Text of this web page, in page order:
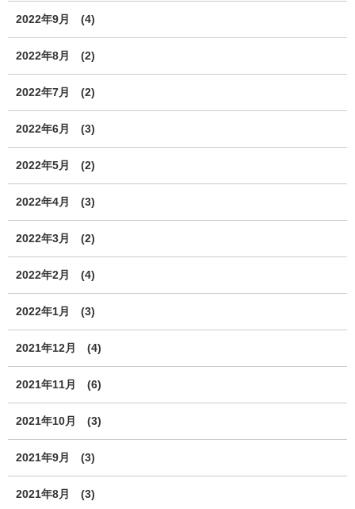
2022年9月 (4)
2022年8月 (2)
2022年7月 (2)
2022年6月 (3)
2022年5月 (2)
2022年4月 (3)
2022年3月 (2)
2022年2月 (4)
2022年1月 (3)
2021年12月 (4)
2021年11月 (6)
2021年10月 (3)
2021年9月 (3)
2021年8月 (3)